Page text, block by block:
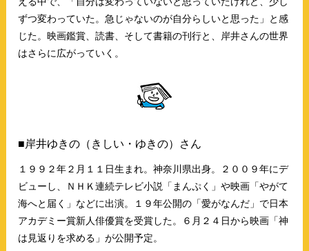
ずつ変わっていた。急じゃないのが自分らしいと思った」と感
じた。映画鑑賞、読書、そして書籍の刊行と、岸井さんの世界
はさらに広がっていく。
■岸井ゆきの（きしい・ゆきの）さん
１９９２年２月１１日生まれ。神奈川県出身。２００９年にデ
ビューし、ＮＨＫ連続テレビ小説「まんぷく」や映画「やがて
海へと届く」などに出演。１９年公開の「愛がなんだ」で日本
アカデミー賞新人俳優賞を受賞した。６月２４日から映画「神
は見返りを求める」が公開予定。